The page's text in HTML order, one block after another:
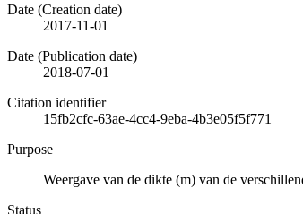
Date (Creation date)
2017-11-01
Date (Publication date)
2018-07-01
Citation identifier
15fb2cfc-63ae-4cc4-9eba-4b3e05f5f771
Purpose
Weergave van de dikte (m) van de
Status